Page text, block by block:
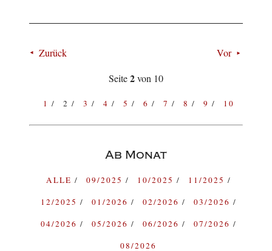
Zurück
Vor
Seite2von 10
1 2 3 4 5 6 7 8 9 10
Ab Monat
ALLE 09/2025 10/2025
11/2025
12/2025
01/2026 02/2026
03/2026
04/2026
05/2026 06/2026
07/2026
08/2026